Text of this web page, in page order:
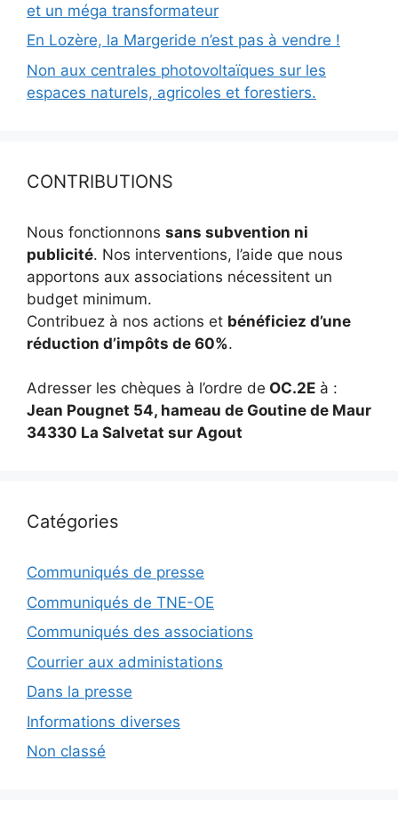
et un méga transformateur
En Lozère, la Margeride n’est pas à vendre !
Non aux centrales photovoltaïques sur les
espaces naturels, agricoles et forestiers.
CONTRIBUTIONS
Nous fonctionnons sans subvention ni
publicité. Nos interventions, l’aide que nous
apportons aux associations nécessitent un
budget minimum.
Contribuez à nos actions et bénéficiez d’une
réduction d’impôts de 60%.
Adresser les chèques à l’ordre de OC.2E à :
Jean Pougnet 54, hameau de Goutine de Maur
34330 La Salvetat sur Agout
Catégories
Communiqués de presse
Communiqués de TNE-OE
Communiqués des associations
Courrier aux administations
Dans la presse
Informations diverses
Non classé